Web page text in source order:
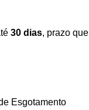
30 dias, prazo que
Esgotamento